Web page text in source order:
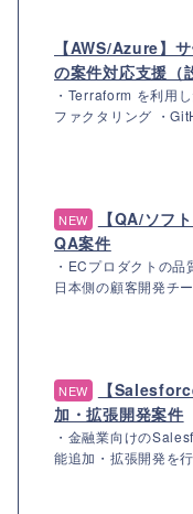
【AWS/Azure】
の案件対応支援（
・Terraform を利用
ファクタリング ・
NEW
【QA/ソフ
QA案件
・ECプロダクトの
日本側の顧客開発チ
NEW
【
加・拡張開発案件
・金融業向けの
能追加・拡張開発を